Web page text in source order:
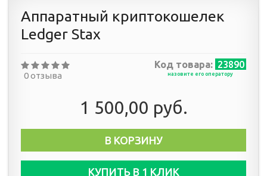
Аппаратный криптокошелек
Ledger Stax
0 отзыва
Код товара: 23890
назовите его оператору
1 500,00 руб.
В КОРЗИНУ
КУПИТЬ В 1 КЛИК